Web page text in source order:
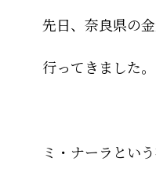
先日、奈良県の
行ってきました。
ミ・ナーラとい